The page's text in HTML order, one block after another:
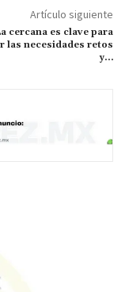
Artículo siguiente
cercana es clave para
las necesidades retos
y…